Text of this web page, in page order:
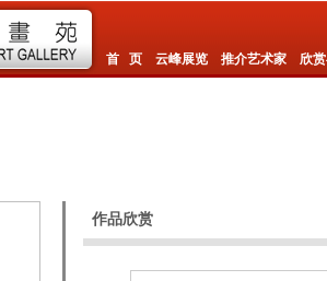
首 页 云峰展览 推介艺术家 欣
作品欣赏